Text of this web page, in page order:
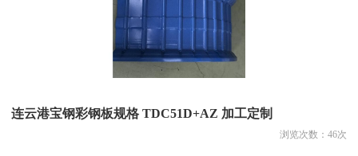
连云港宝钢彩钢板规格 TDC51D+AZ 加工定制
浏览次数： 46次